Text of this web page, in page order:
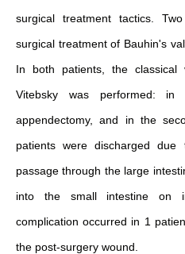
surgical treatment tactics.
surgical treatment of Bauhin's
In both patients, the classical
Vitebsky was performed:
appendectomy, and in the
patients were discharged due
passage through the large
into the small intestine on
complication occurred in 1
the post-surgery wound.